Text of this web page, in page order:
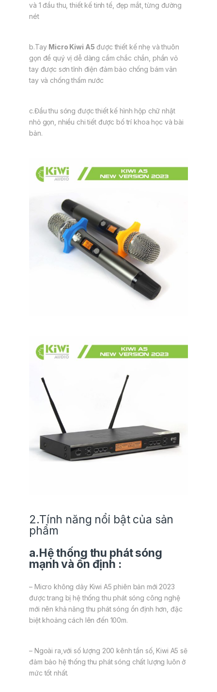
và 1 đầu thu, thiết kế tinh tế, đẹp mắt, từng đường
nét
b.Tay Micro Kiwi A5 được thiết kế nhẹ và thuôn
gọn để quý vị dễ dàng cầm chắc chắn, phần vỏ
tay được sơn tĩnh điện đảm bảo chống bám vân
tay và chống thấm nước
c.Đầu thu sóng được thiết kế hình hộp chữ nhật
nhỏ gọn, nhiều chi tiết được bố trí khoa học và bài
bản.
2.Tính năng nổi bật của sản
phẩm
a.Hệ thống thu phát sóng
mạnh và ổn định :
– Micro không dây Kiwi A5 phiên bản mới 2023
được trang bị hệ thống thu phát sóng công nghệ
mới nên khả năng thu phát sóng ổn định hơn, đặc
biệt khoảng cách lên đến 100m.
– Ngoài ra,với số lượng 200 kênh tần số, Kiwi A5 sẽ
đảm bảo hệ thống thu phát sóng chất lượng luôn ở
mức tốt nhất.